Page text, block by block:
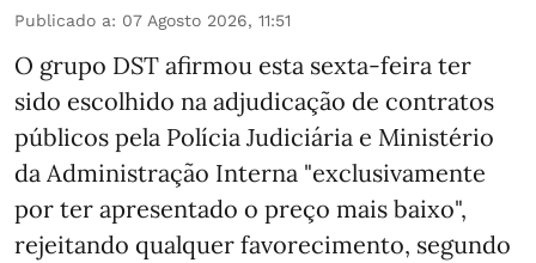
Publicado a: 07 Agosto 2026, 11:51
O grupo DST afirmou esta sexta-feira ter
sido escolhido na adjudicação de contratos
públicos pela Polícia Judiciária e Ministério
da Administração Interna "exclusivamente
por ter apresentado o preço mais baixo",
rejeitando qualquer favorecimento, segundo